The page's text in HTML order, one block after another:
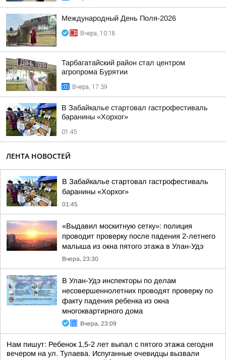
Международный День Поля-2026
Вчера, 10:18
Тарбагатайский район стал центром
агропрома Бурятии
Вчера, 17:39
В Забайкалье стартовал гастрофестиваль
баранины «Хорхог»
01:45
ЛЕНТА НОВОСТЕЙ
В Забайкалье стартовал гастрофестиваль
баранины «Хорхог»
01:45
«Выдавил москитную сетку»: полиция
проводит проверку после падения 2-летнего
малыша из окна пятого этажа в Улан-Удэ
Вчера, 23:30
В Улан-Удэ инспекторы по делам
несовершеннолетних проводят проверку по
факту падения ребенка из окна
многоквартирного дома
Вчера, 23:09
Нам пишут: Ребенок 1,5-2 лет выпал с пятого этажа сегодня
вечером на ул. Тулаева. Испуганные очевидцы вызвали